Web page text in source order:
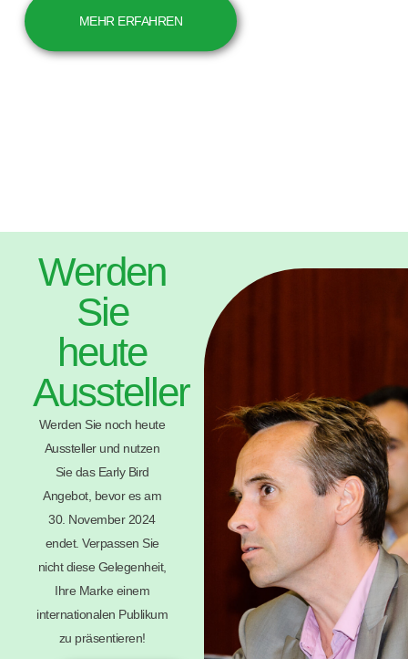
MEHR ERFAHREN
Werden
Sie
heute
Aussteller
Werden Sie noch heute
Aussteller und nutzen
Sie das Early Bird
Angebot, bevor es am
30. November 2024
endet. Verpassen Sie
nicht diese Gelegenheit,
Ihre Marke einem
internationalen Publikum
zu präsentieren!